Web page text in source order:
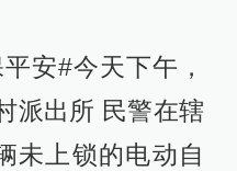
安#今天下午，
派出所 民警在辖
未上锁的电动自